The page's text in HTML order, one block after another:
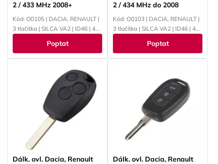
2 / 433 MHz 2008+
Kód: O0105 | DACIA, RENAULT |
3 tlačítka | SILCA VA2 | ID46 | 433
Poptat
2 / 434 MHz do 2008
Kód: O0103 | DACIA, RENAULT |
3 tlačítka | SILCA VA2 | ID46 | 434
Poptat
Dálk. ovl. Dacia, Renault
Dálk. ovl. Dacia, Renault